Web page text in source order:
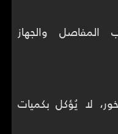
المفاصل والجهاز
لا يُؤكل بكميات